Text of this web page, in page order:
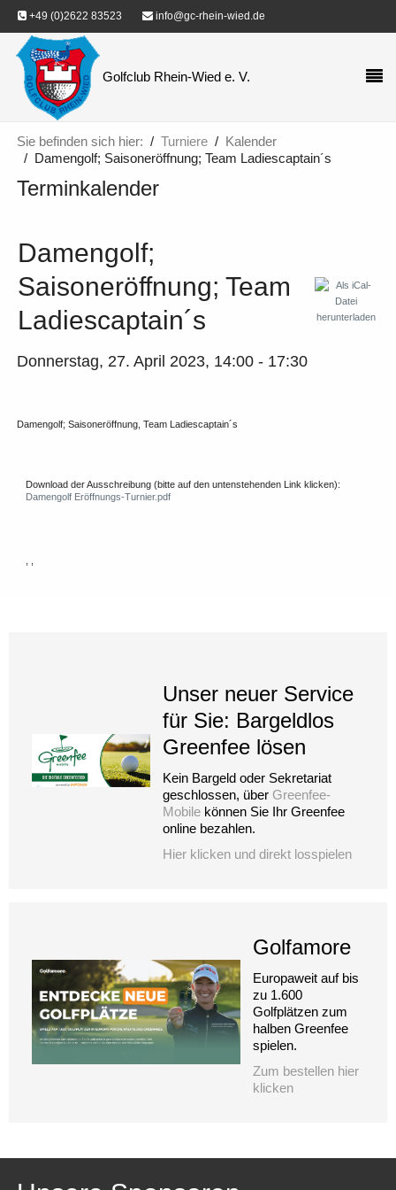
+49 (0)2622 83523 info@gc-rhein-wied.de
Golfclub Rhein-Wied e. V.
Sie befinden sich hier: Turniere
Kalender
Damengolf; Saisoneröffnung; Team Ladiescaptain´s
Terminkalender
Damengolf;
Saisoneröffnung; Team
Ladiescaptain´s
Donnerstag, 27. April 2023, 14:00 - 17:30
Damengolf; Saisoneröffnung, Team Ladiescaptain´s
Download der Ausschreibung (bitte auf den untenstehenden Link klicken):
Damengolf Eröffnungs-Turnier.pdf
, ,
Unser neuer Service
für Sie: Bargeldlos
Greenfee lösen
Kein Bargeld oder Sekretariat
geschlossen, über Greenfee-
Mobile können Sie Ihr Greenfee
online bezahlen.
Hier klicken und direkt losspielen
Golfamore
Europaweit auf bis
zu 1.600
Golfplätzen zum
halben Greenfee
spielen.
Zum bestellen hier
klicken